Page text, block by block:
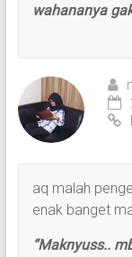
wahananya
aq malah
enak banget
“Maknyuss..